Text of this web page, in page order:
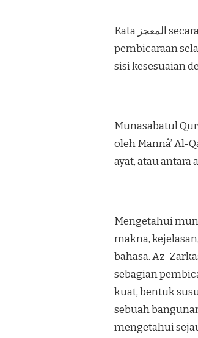
Kata المعجز secara bahasa artinya melemahkan. Benar memang Al-Qur’an melemahkan
pembicaraan
sisi kesesuaian
Munasabatul
oleh Mannâ’ Al-
ayat, atau antara
Mengetahui
makna,
bahasa. Az-
sebagian
kuat, bentuk
sebuah
mengetahui